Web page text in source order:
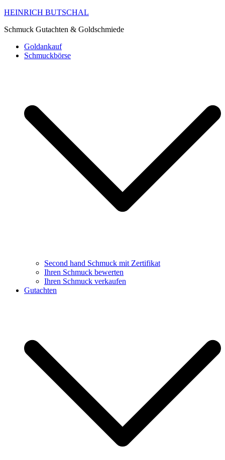
HEINRICH BUTSCHAL
Schmuck Gutachten & Goldschmiede
Goldankauf
Schmuckbörse
Second hand Schmuck mit Zertifikat
Ihren Schmuck bewerten
Ihren Schmuck verkaufen
Gutachten